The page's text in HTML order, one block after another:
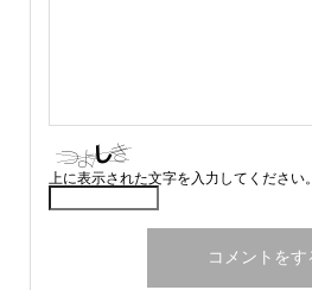
上に表示された文字を入力してください。